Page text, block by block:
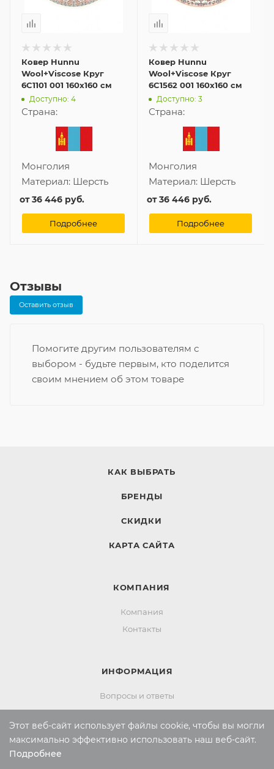
Ковер Hunnu
Wool+Viscose Круг
6C1101 001 160x160 см
Доступно: 4
Страна:
Монголия
Материал: Шерсть
от36 446 руб.
Подробнее
Ковер Hunnu
Wool+Viscose Круг
6C1562 001 160x160 см
Доступно: 3
Страна:
Монголия
Материал: Шерсть
от36 446 руб.
Подробнее
Отзывы
Оставить отзыв
Помогите другим пользователям с
выбором - будьте первым, кто поделится
своим мнением об этом товаре
КАК ВЫБРАТЬ
БРЕНДЫ
СКИДКИ
КАРТА САЙТА
КОМПАНИЯ
Компания
Контакты
ИНФОРМАЦИЯ
Вопросы и ответы
Реквизиты
Политика конфиденциальности
Этот веб-сайт использует файлы cookie, чтобы вы могли
максимально эффективно использовать наш веб-сайт.
Подробнее